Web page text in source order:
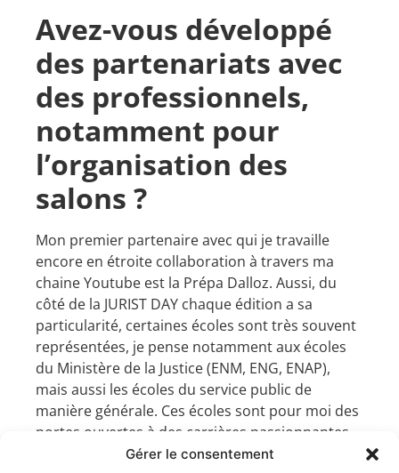
Gérer le consentement
Avez-vous développé
des partenariats avec
des professionnels,
notamment pour
l’organisation des
salons ?
Mon premier partenaire avec qui je travaille
encore en étroite collaboration à travers ma
chaine Youtube est la Prépa Dalloz. Aussi, du
côté de la JURIST DAY chaque édition a sa
particularité, certaines écoles sont très souvent
représentées, je pense notamment aux écoles
du Ministère de la Justice (ENM, ENG, ENAP),
mais aussi les écoles du service public de
manière générale. Ces écoles sont pour moi des
portes ouvertes à des carrières passionnantes
que je souhaite mettre en valeur auprès des